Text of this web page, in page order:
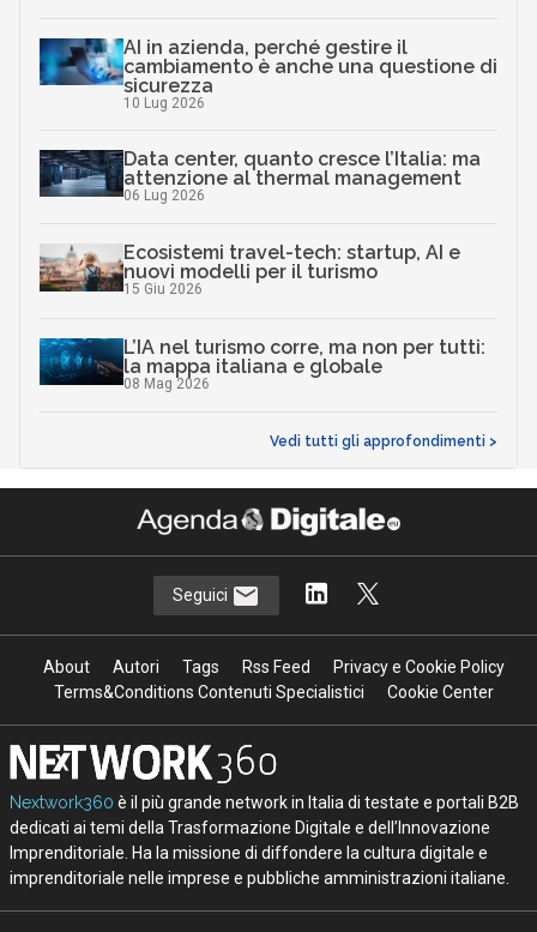
AI in azienda, perché gestire il
cambiamento è anche una questione di
sicurezza
10 Lug 2026
Data center, quanto cresce l’Italia: ma
attenzione al thermal management
06 Lug 2026
Ecosistemi travel-tech: startup, AI e
nuovi modelli per il turismo
15 Giu 2026
L’IA nel turismo corre, ma non per tutti:
la mappa italiana e globale
08 Mag 2026
Vedi tutti gli approfondimenti >
Seguici
About Autori Tags Rss Feed
Privacy e Cookie Policy
Terms&Conditions Contenuti Specialistici
Cookie Center
Nextwork360 è il più grande network in Italia di testate e portali B2B
dedicati ai temi della Trasformazione Digitale e dell’Innovazione
Imprenditoriale. Ha la missione di diffondere la cultura digitale e
imprenditoriale nelle imprese e pubbliche amministrazioni italiane.